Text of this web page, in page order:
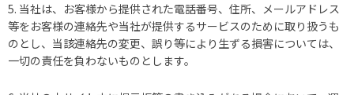
5. 当社は、お客様から提供された電話番号、住所、メールアドレス
等をお客様の連絡先や当社が提供するサービスのために取り扱うも
のとし、当該連絡先の変更、誤り等により生ずる損害については、
一切の責任を負わないものとします。